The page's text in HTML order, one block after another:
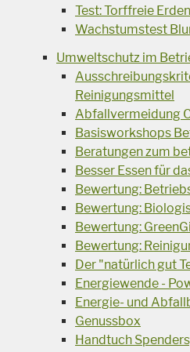
Test: Torffreie Erden
Wachstumstest
Umweltschutz im
Reinigungsmittel
Abfallvermeidung
Basisworkshops
Beratungen zum
Besser Essen für
Bewertung:
Bewertung:
Bewertung:
Bewertung:
Der "natürlich gut
Energiewende -
Energie- und
Genussbox
Handtuch